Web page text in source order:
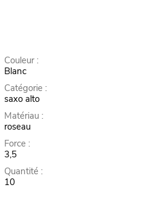
Couleur :
Blanc
Catégorie :
saxo alto
Matériau :
roseau
Force :
3,5
Quantité :
10